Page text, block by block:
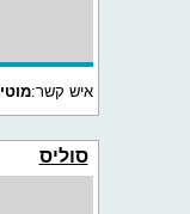
איש קשר:מוטי
סוליס